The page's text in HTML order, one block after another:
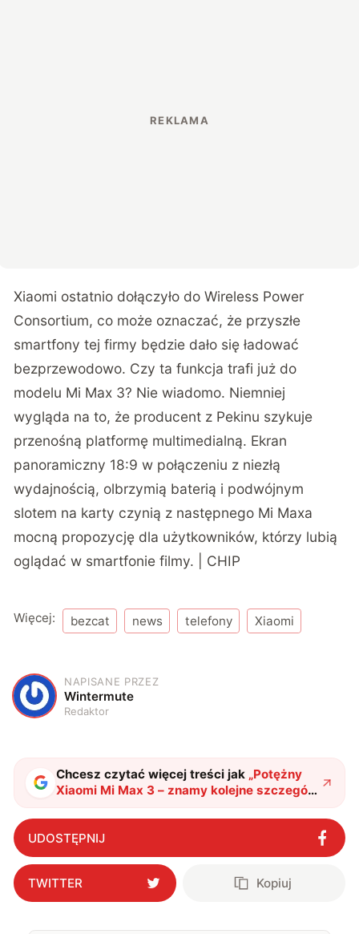
Xiaomi ostatnio dołączyło do Wireless Power
Consortium, co może oznaczać, że przyszłe
smartfony tej firmy będzie dało się ładować
bezprzewodowo. Czy ta funkcja trafi już do
modelu Mi Max 3? Nie wiadomo. Niemniej
wygląda na to, że producent z Pekinu szykuje
przenośną platformę multimedialną. Ekran
panoramiczny 18:9 w połączeniu z niezłą
wydajnością, olbrzymią baterią i podwójnym
slotem na karty czynią z następnego Mi Maxa
mocną propozycję dla użytkowników, którzy lubią
oglądać w smartfonie filmy. | CHIP
Więcej: bezcat news telefony Xiaomi
W
NAPISANE PRZEZ
Wintermute
Redaktor
Chcesz czytać więcej treści jak „Potężny
Xiaomi Mi Max 3 – znamy kolejne szczegóły
techniczne"?
UDOSTĘPNIJ
TWITTER Kopiuj